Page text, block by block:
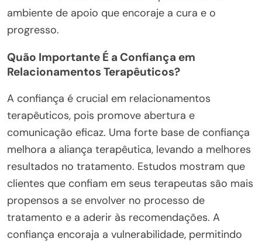
ambiente de apoio que encoraje a cura e o
progresso.
Quão Importante É a Confiança em
Relacionamentos Terapêuticos?
A confiança é crucial em relacionamentos
terapêuticos, pois promove abertura e
comunicação eficaz. Uma forte base de confiança
melhora a aliança terapêutica, levando a melhores
resultados no tratamento. Estudos mostram que
clientes que confiam em seus terapeutas são mais
propensos a se envolver no processo de
tratamento e a aderir às recomendações. A
confiança encoraja a vulnerabilidade, permitindo